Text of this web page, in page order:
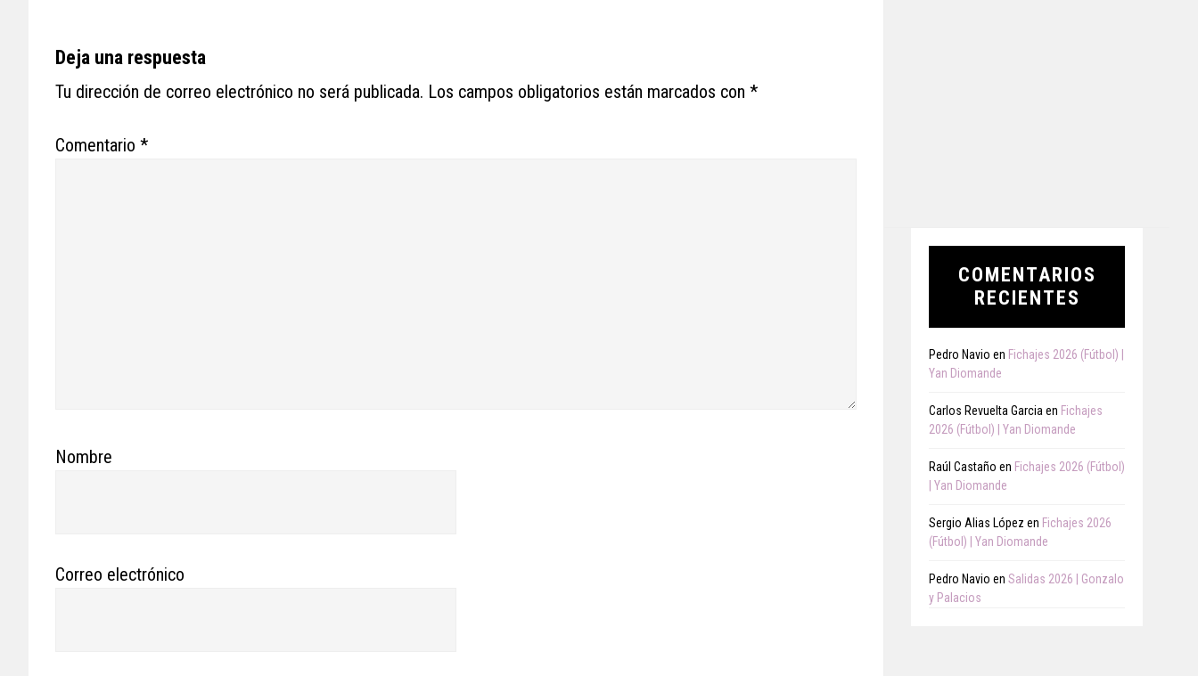
Reader
Interactions
Deja una respuesta
Tu dirección de correo electrónico no será publicada. Los campos obligatorios están marcados con *
Comentario *
Nombre
Correo electrónico
COMENTARIOS
RECIENTES
Pedro Navio en Fichajes 2026 (Fútbol) |
Yan Diomande
Carlos Revuelta Garcia en Fichajes
2026 (Fútbol) | Yan Diomande
Raúl Castaño en Fichajes 2026 (Fútbol)
| Yan Diomande
Sergio Alias López en Fichajes 2026
(Fútbol) | Yan Diomande
Pedro Navio en Salidas 2026 | Gonzalo
y Palacios